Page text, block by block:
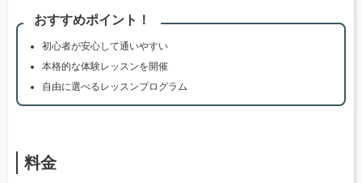
おすすめポイント！
初心者が安心して通いやすい
本格的な体験レッスンを開催
自由に選べるレッスンプログラム
料金